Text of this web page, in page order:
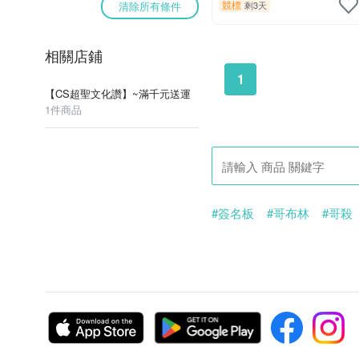
清除所有條件
相關店鋪
【CS超聖文化讚】~滿千元送運
1件商品
競標 剩3天
1
#簽名板 #哥布林 #哥殺